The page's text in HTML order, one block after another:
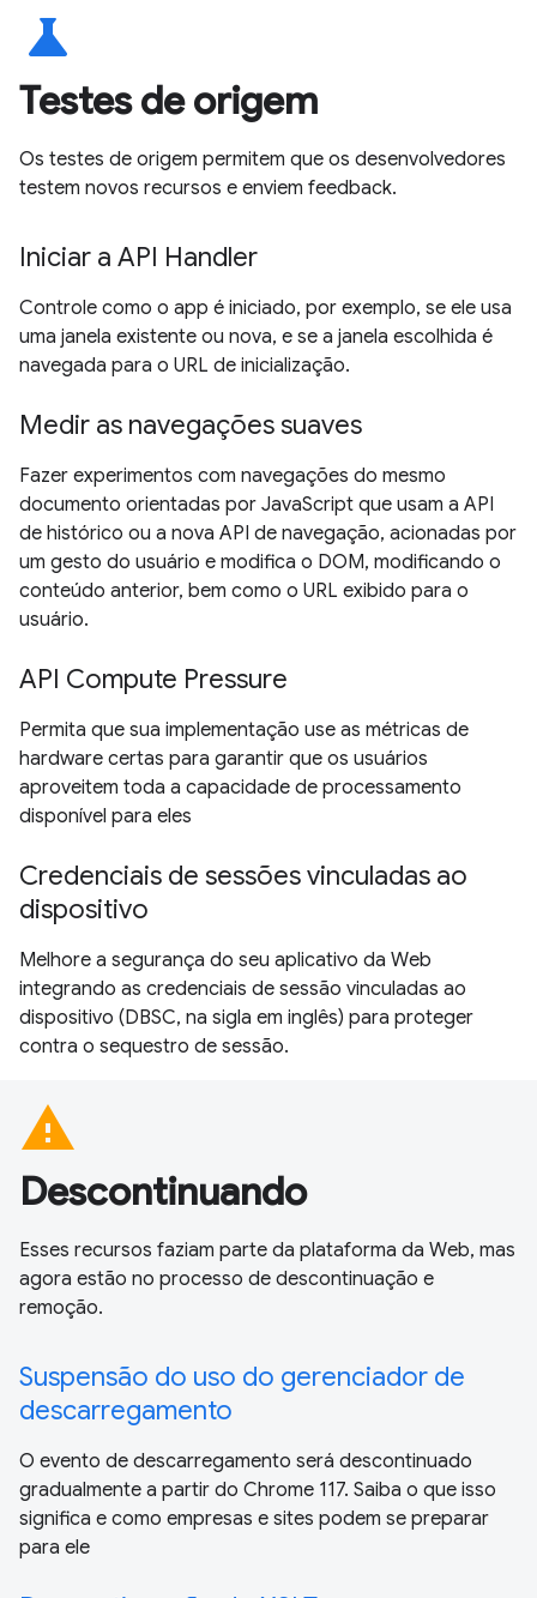
science
Testes de origem
Os testes de origem permitem que os desenvolvedores
testem novos recursos e enviem feedback.
Iniciar a API Handler
Controle como o app é iniciado, por exemplo, se ele usa
uma janela existente ou nova, e se a janela escolhida é
navegada para o URL de inicialização.
Medir as navegações suaves
Fazer experimentos com navegações do mesmo
documento orientadas por JavaScript que usam a API
de histórico ou a nova API de navegação, acionadas por
um gesto do usuário e modifica o DOM, modificando o
conteúdo anterior, bem como o URL exibido para o
usuário.
API Compute Pressure
Permita que sua implementação use as métricas de
hardware certas para garantir que os usuários
aproveitem toda a capacidade de processamento
disponível para eles
Credenciais de sessões vinculadas ao
dispositivo
Melhore a segurança do seu aplicativo da Web
integrando as credenciais de sessão vinculadas ao
dispositivo (DBSC, na sigla em inglês) para proteger
contra o sequestro de sessão.
warning
Descontinuando
Esses recursos faziam parte da plataforma da Web, mas
agora estão no processo de descontinuação e
remoção.
Suspensão do uso do gerenciador de
descarregamento
O evento de descarregamento será descontinuado
gradualmente a partir do Chrome 117. Saiba o que isso
significa e como empresas e sites podem se preparar
para ele